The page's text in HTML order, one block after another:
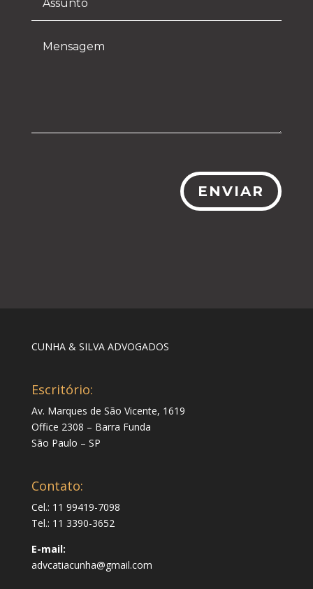
ENVIAR
CUNHA & SILVA ADVOGADOS
Escritório:
Av. Marques de São Vicente, 1619
Office 2308 – Barra Funda
São Paulo – SP
Contato:
Cel.: 11 99419-7098
Tel.: 11 3390-3652
E-mail:
advcatiacunha@gmail.com